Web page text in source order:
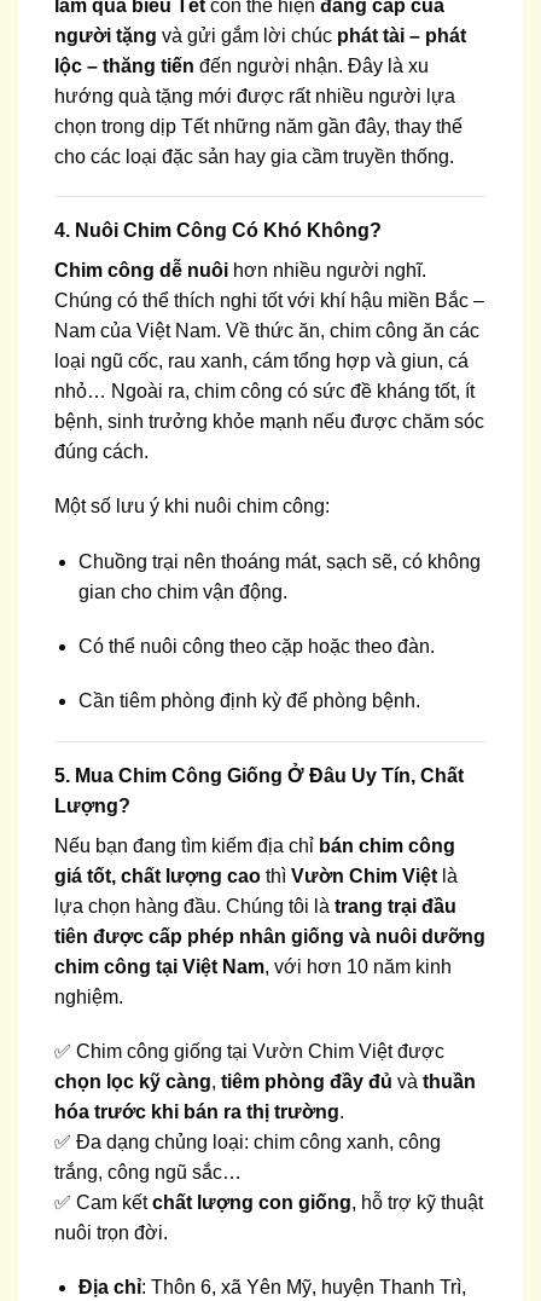
làm quà biếu Tết còn thể hiện đẳng cấp của
người tặng và gửi gắm lời chúc phát tài – phát
lộc – thăng tiến đến người nhận. Đây là xu
hướng quà tặng mới được rất nhiều người lựa
chọn trong dịp Tết những năm gần đây, thay thế
cho các loại đặc sản hay gia cầm truyền thống.
4. Nuôi Chim Công Có Khó Không?
Chim công dễ nuôi hơn nhiều người nghĩ.
Chúng có thể thích nghi tốt với khí hậu miền Bắc –
Nam của Việt Nam. Về thức ăn, chim công ăn các
loại ngũ cốc, rau xanh, cám tổng hợp và giun, cá
nhỏ… Ngoài ra, chim công có sức đề kháng tốt, ít
bệnh, sinh trưởng khỏe mạnh nếu được chăm sóc
đúng cách.
Một số lưu ý khi nuôi chim công:
Chuồng trại nên thoáng mát, sạch sẽ, có không
gian cho chim vận động.
Có thể nuôi công theo cặp hoặc theo đàn.
Cần tiêm phòng định kỳ để phòng bệnh.
5. Mua Chim Công Giống Ở Đâu Uy Tín, Chất
Lượng?
Nếu bạn đang tìm kiếm địa chỉ bán chim công
giá tốt, chất lượng cao thì Vườn Chim Việt là
lựa chọn hàng đầu. Chúng tôi là trang trại đầu
tiên được cấp phép nhân giống và nuôi dưỡng
chim công tại Việt Nam, với hơn 10 năm kinh
nghiệm.
✅ Chim công giống tại Vườn Chim Việt được
chọn lọc kỹ càng, tiêm phòng đầy đủ và thuần
hóa trước khi bán ra thị trường.
✅ Đa dạng chủng loại: chim công xanh, công
trắng, công ngũ sắc…
✅ Cam kếtchất lượng con giống, hỗ trợ kỹ thuật
nuôi trọn đời.
Địa chỉ: Thôn 6, xã Yên Mỹ, huyện Thanh Trì,